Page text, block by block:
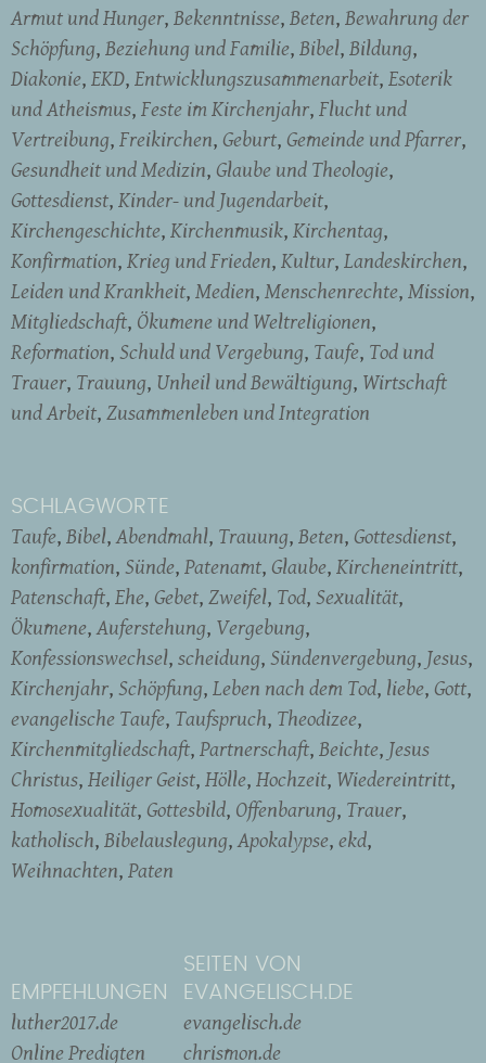
Armut und Hunger Bekenntnisse Beten Bewahrung der
Schöpfung Beziehung und Familie Bibel Bildung
Diakonie EKD Entwicklungszusammenarbeit Esoterik
und Atheismus Feste im Kirchenjahr Flucht und
Vertreibung Freikirchen Geburt Gemeinde und Pfarrer
Gesundheit und Medizin Glaube und Theologie
Gottesdienst Kinder- und Jugendarbeit
Kirchengeschichte Kirchenmusik Kirchentag
Konfirmation Krieg und Frieden Kultur Landeskirchen
Leiden und Krankheit Medien Menschenrechte Mission
Mitgliedschaft Ökumene und Weltreligionen
Reformation Schuld und Vergebung Taufe Tod und
Trauer Trauung Unheil und Bewältigung Wirtschaft
und Arbeit Zusammenleben und Integration
SCHLAGWORTE
Taufe Bibel Abendmahl Trauung Beten Gottesdienst
konfirmation Sünde Patenamt Glaube Kircheneintritt
Patenschaft Ehe Gebet Zweifel Tod Sexualität
Ökumene Auferstehung Vergebung
Konfessionswechsel scheidung Sündenvergebung Jesus
Kirchenjahr Schöpfung Leben nach dem Tod liebe Gott
evangelische Taufe Taufspruch Theodizee
Kirchenmitgliedschaft Partnerschaft Beichte Jesus
Christus Heiliger Geist Hölle Hochzeit Wiedereintritt
Homosexualität Gottesbild Offenbarung Trauer
katholisch Bibelauslegung Apokalypse ekd
Weihnachten Paten
EMPFEHLUNGEN
luther2017.de
Online Predigten
SEITEN VON
EVANGELISCH.DE
evangelisch.de
chrismon.de